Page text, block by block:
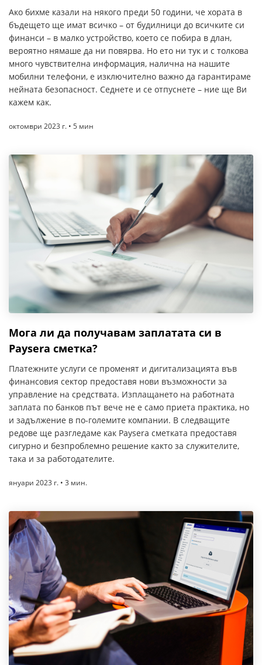
Ако бихме казали на някого преди 50 години, че хората в
бъдещето ще имат всичко – от будилници до всичките си
финанси – в малко устройство, което се побира в длан,
вероятно нямаше да ни повярва. Но ето ни тук и с толкова
много чувствителна информация, налична на нашите
мобилни телефони, е изключително важно да гарантираме
нейната безопасност. Седнете и се отпуснете – ние ще Ви
кажем как.
октомври 2023 г. • 5 мин
Мога ли да получавам заплатата си в
Paysera сметка?
Платежните услуги се променят и дигитализацията във
финансовия сектор предоставя нови възможности за
управление на средствата. Изплащането на работната
заплата по банков път вече не е само приета практика, но
и задължение в по-големите компании. В следващите
редове ще разгледаме как Paysera сметката предоставя
сигурно и безпроблемно решение както за служителите,
така и за работодателите.
януари 2023 г. • 3 мин.